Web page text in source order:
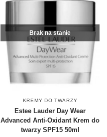
Brak na stanie
KREMY DO TWARZY
Estee Lauder Day Wear
Advanced Anti-Oxidant Krem do
twarzy SPF15 50ml